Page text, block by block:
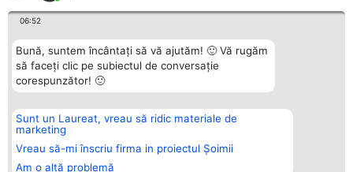
06:52
Bună, suntem încântați să vă ajutăm! 🙂 Vă rugăm
să faceți clic pe subiectul de conversație
corespunzător! 🙂
Sunt un Laureat, vreau să ridic materiale de
marketing
Vreau să-mi înscriu firma in proiectul Șoimii
Am o altă problemă
Organizator Ranking
BRIGHT SOLUTIONS BR SRL
Aleea Timisul De Sus 2 Bl. A30
Sc. A Et. 4 Ap. 13 Cod 061952
București
Plebiscyt
Lista Tuturor
Laureaților
Contact